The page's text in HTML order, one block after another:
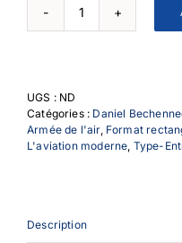
quantité
de
France
UGS : ND
Catégories : Daniel
Armée de l'air, Format
L'aviation moderne Type-
Description